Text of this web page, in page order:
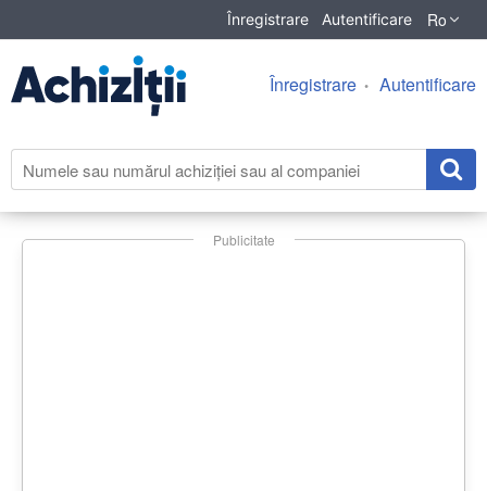
Înregistrare Autentificare Ro
Înregistrare Autentificare
Publicitate